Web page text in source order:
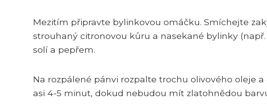
Mezitím připravte bylinkovou omáčku. Smíchejte
strouhaný citronovou kůru a nasekané bylinky
solí a pepřem.
Na rozpálené pánvi rozpalte trochu olivového oleje
asi 4-5 minut, dokud nebudou mít zlatohnědou